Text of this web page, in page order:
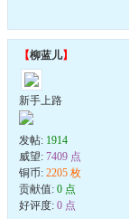
【柳蓝儿】
新手上路
发帖: 1914
威望: 7409 点
铜币: 2205 枚
贡献值: 0 点
好评度: 0 点